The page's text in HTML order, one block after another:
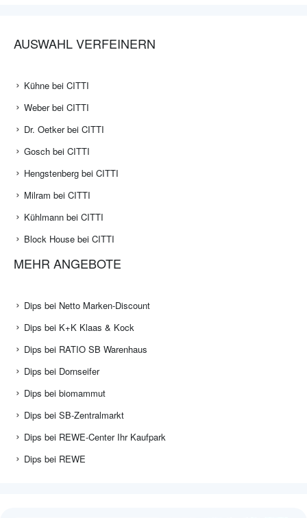
AUSWAHL VERFEINERN
Kühne bei CITTI
Weber bei CITTI
Dr. Oetker bei CITTI
Gosch bei CITTI
Hengstenberg bei CITTI
Milram bei CITTI
Kühlmann bei CITTI
Block House bei CITTI
MEHR ANGEBOTE
Dips bei Netto Marken-Discount
Dips bei K+K Klaas & Kock
Dips bei RATIO SB Warenhaus
Dips bei Dornseifer
Dips bei biomammut
Dips bei SB-Zentralmarkt
Dips bei REWE-Center Ihr Kaufpark
Dips bei REWE